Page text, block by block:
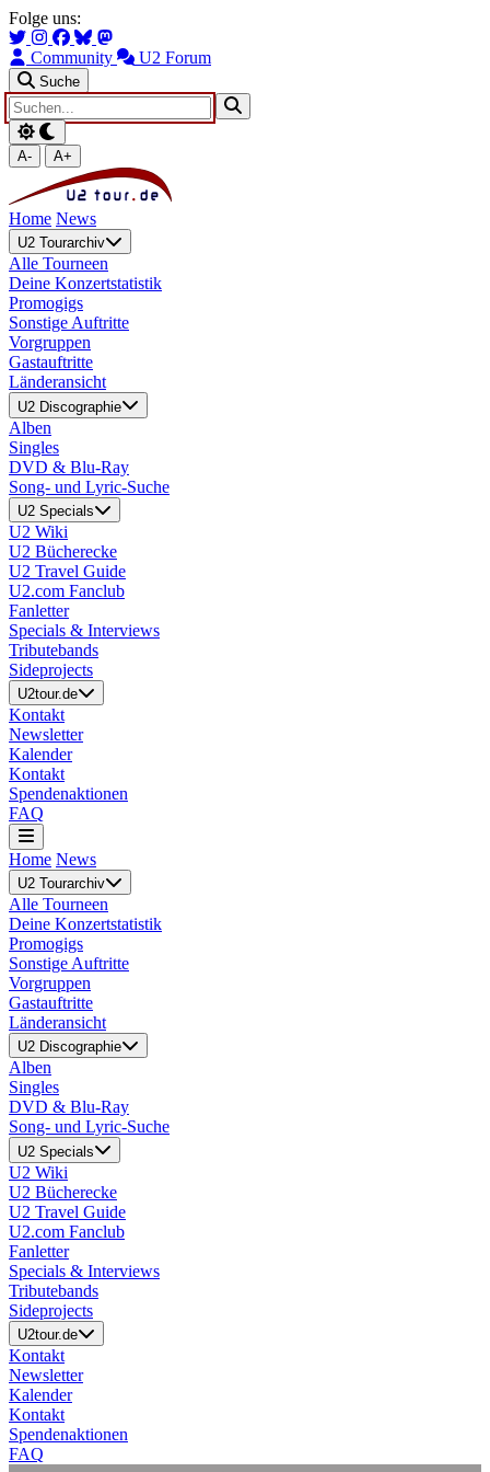
Zum Hauptinhalt springen
Zur Navigation springen
Folge uns:
Community U2 Forum
Suche
A- A+
Home News
U2 Tourarchiv
Alle Tourneen
Deine Konzertstatistik
Promogigs
Sonstige Auftritte
Vorgruppen
Gastauftritte
Länderansicht
U2 Discographie
Alben
Singles
DVD & Blu-Ray
Song- und Lyric-Suche
U2 Specials
U2 Wiki
U2 Bücherecke
U2 Travel Guide
U2.com Fanclub
Fanletter
Specials & Interviews
Tributebands
Sideprojects
U2tour.de
Kontakt
Newsletter
Kalender
Kontakt
Spendenaktionen
FAQ
Home News
U2 Tourarchiv
Alle Tourneen
Deine Konzertstatistik
Promogigs
Sonstige Auftritte
Vorgruppen
Gastauftritte
Länderansicht
U2 Discographie
Alben
Singles
DVD & Blu-Ray
Song- und Lyric-Suche
U2 Specials
U2 Wiki
U2 Bücherecke
U2 Travel Guide
U2.com Fanclub
Fanletter
Specials & Interviews
Tributebands
Sideprojects
U2tour.de
Kontakt
Newsletter
Kalender
Kontakt
Spendenaktionen
FAQ